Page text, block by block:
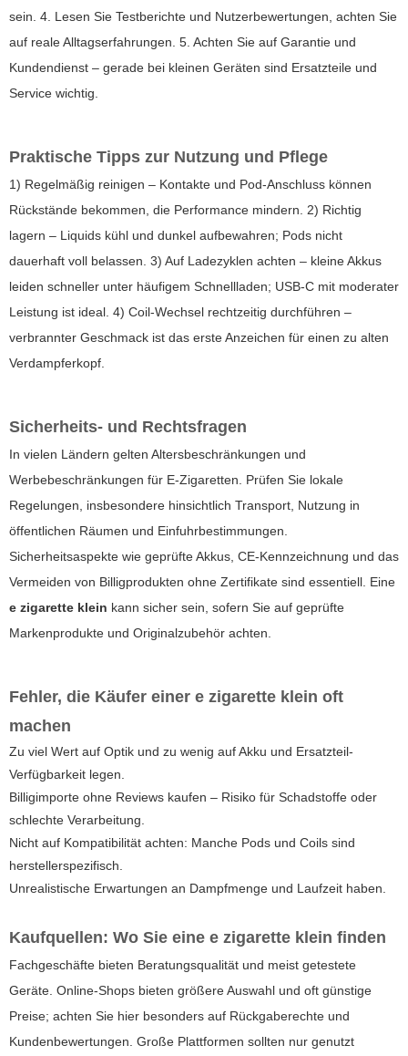
sein. 4. Lesen Sie Testberichte und Nutzerbewertungen, achten Sie
auf reale Alltagserfahrungen. 5. Achten Sie auf Garantie und
Kundendienst – gerade bei kleinen Geräten sind Ersatzteile und
Service wichtig.
Praktische Tipps zur Nutzung und Pflege
1) Regelmäßig reinigen – Kontakte und Pod-Anschluss können
Rückstände bekommen, die Performance mindern. 2) Richtig
lagern – Liquids kühl und dunkel aufbewahren; Pods nicht
dauerhaft voll belassen. 3) Auf Ladezyklen achten – kleine Akkus
leiden schneller unter häufigem Schnellladen; USB-C mit moderater
Leistung ist ideal. 4) Coil-Wechsel rechtzeitig durchführen –
verbrannter Geschmack ist das erste Anzeichen für einen zu alten
Verdampferkopf.
Sicherheits- und Rechtsfragen
In vielen Ländern gelten Altersbeschränkungen und
Werbebeschränkungen für E-Zigaretten. Prüfen Sie lokale
Regelungen, insbesondere hinsichtlich Transport, Nutzung in
öffentlichen Räumen und Einfuhrbestimmungen.
Sicherheitsaspekte wie geprüfte Akkus, CE-Kennzeichnung und das
Vermeiden von Billigprodukten ohne Zertifikate sind essentiell. Eine
e zigarette klein kann sicher sein, sofern Sie auf geprüfte
Markenprodukte und Originalzubehör achten.
Fehler, die Käufer einer e zigarette klein oft
machen
Zu viel Wert auf Optik und zu wenig auf Akku und Ersatzteil-
Verfügbarkeit legen.
Billigimporte ohne Reviews kaufen – Risiko für Schadstoffe oder
schlechte Verarbeitung.
Nicht auf Kompatibilität achten: Manche Pods und Coils sind
herstellerspezifisch.
Unrealistische Erwartungen an Dampfmenge und Laufzeit haben.
Kaufquellen: Wo Sie eine e zigarette klein finden
Fachgeschäfte bieten Beratungsqualität und meist getestete
Geräte. Online-Shops bieten größere Auswahl und oft günstige
Preise; achten Sie hier besonders auf Rückgaberechte und
Kundenbewertungen. Große Plattformen sollten nur genutzt